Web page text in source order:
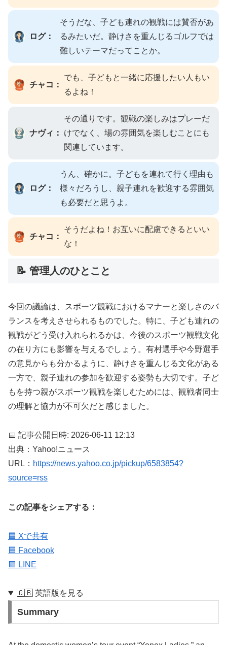
ログ：
そうだな、子ども連れの観戦には賛否があ
るみたいだ。静けさを重んじるゴルフでは
難しいテーマだってことか。
チャコ：
でも、子どもと一緒に応援したい人もい
るよね！
ナヴィ：
その通りです。観戦の楽しみはプレーだ
けでなく、場の雰囲気を楽しむことにも
関連しています。
ログ：
うん、確かに。子どもを連れて行く理由も
様々だろうし、親子連れを歓迎する雰囲気
も必要だと思うよ。
チャコ：
そうだよね！お互いに配慮できるといい
な！
📝 管理人のひとこと
今回の議論は、スポーツ観戦におけるマナーと楽しさのバ
ランスを考えさせられるものでした。特に、子ども連れの
観戦がどう受け入れられるかは、今後のスポーツ観戦文化
の在り方にも影響を与えるでしょう。有村選手や今野選手
の意見からも分かるように、静けさを重んじる文化がある
一方で、親子連れの参加を歓迎する姿勢も大切です。子ど
もを持つ親がスポーツ観戦を楽しむためには、観戦者同士
の理解と協力が不可欠だと感じました。
📅 記事公開日時: 2026-06-11 12:13
出典：Yahoo!ニュース
URL： https://news.yahoo.co.jp/pickup/6583854?
source=rss
この記事をシェアする：
🟦 Xで共有
🟦 Facebook
🟩 LINE
🇬🇧 英語版を見る
Summary